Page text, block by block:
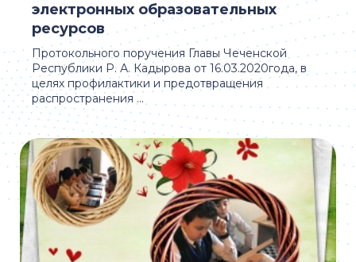
Протокольного поручения Главы Чеченской
Республики Р. А. Кадырова от 16.03.2020года, в
целях профилактики и предотвращения
распространения ...
электронных образовательных
ресурсов